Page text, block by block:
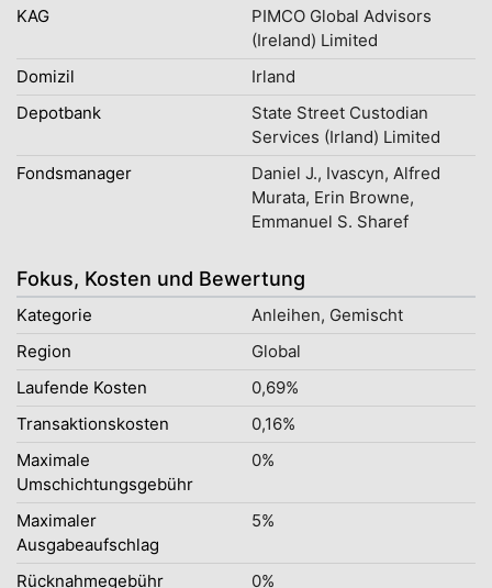
KAG
PIMCO Global Advisors
(Ireland) Limited
Domizil
Irland
Depotbank
State Street Custodian
Services (Irland) Limited
Fondsmanager
Daniel J., Ivascyn, Alfred
Murata, Erin Browne,
Emmanuel S. Sharef
Fokus, Kosten und Bewertung
Kategorie
Anleihen, Gemischt
Region
Global
Laufende Kosten
0,69%
Transaktionskosten
0,16%
Maximale
Umschichtungsgebühr
0%
Maximaler
Ausgabeaufschlag
5%
Rücknahmegebühr 0%